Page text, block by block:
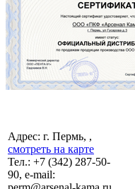
Адрес: г. Пермь, ,
смотреть на карте
Тел.: +7 (342) 287-50-
90, e-mail: